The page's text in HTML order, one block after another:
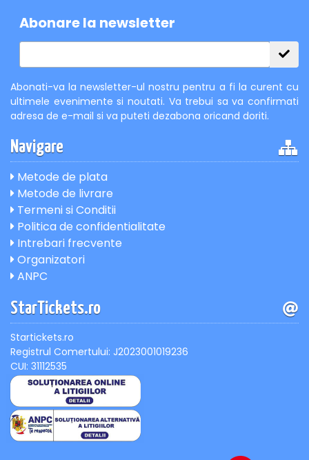
Abonare la newsletter
Abonati-va la newsletter-ul nostru pentru a fi la curent cu
ultimele evenimente si noutati. Va trebui sa va confirmati
adresa de e-mail si va puteti dezabona oricand doriti.
Navigare
Metode de plata
Metode de livrare
Termeni si Conditii
Politica de confidentialitate
Intrebari frecvente
Organizatori
ANPC
StarTickets.ro
Startickets.ro
Registrul Comertului: J2023001019236
CUI: 31112535